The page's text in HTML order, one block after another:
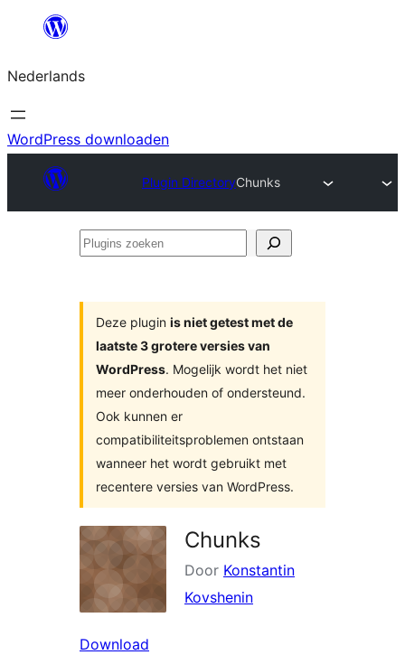
de
inhoud
Nederlands
WordPress downloaden
Plugin DirectoryChunks
Plugins
Deze plugin is niet getest met de
laatste 3 grotere versies van
WordPress. Mogelijk wordt het niet
meer onderhouden of ondersteund.
Ook kunnen er
compatibiliteitsproblemen ontstaan
wanneer het wordt gebruikt met
recentere versies van WordPress.
Chunks
Door Konstantin
Kovshenin
Download